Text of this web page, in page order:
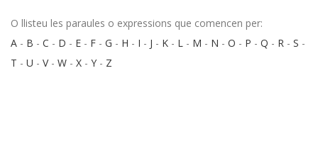
O llisteu les paraules o expressions que comencen per:
A - B - C - D - E - F - G - H - I - J - K - L - M - N - O - P - Q - R - S -
T - U - V- W - X - Y - Z